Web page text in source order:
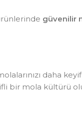
güvenilir
daha
bir mola kültürü